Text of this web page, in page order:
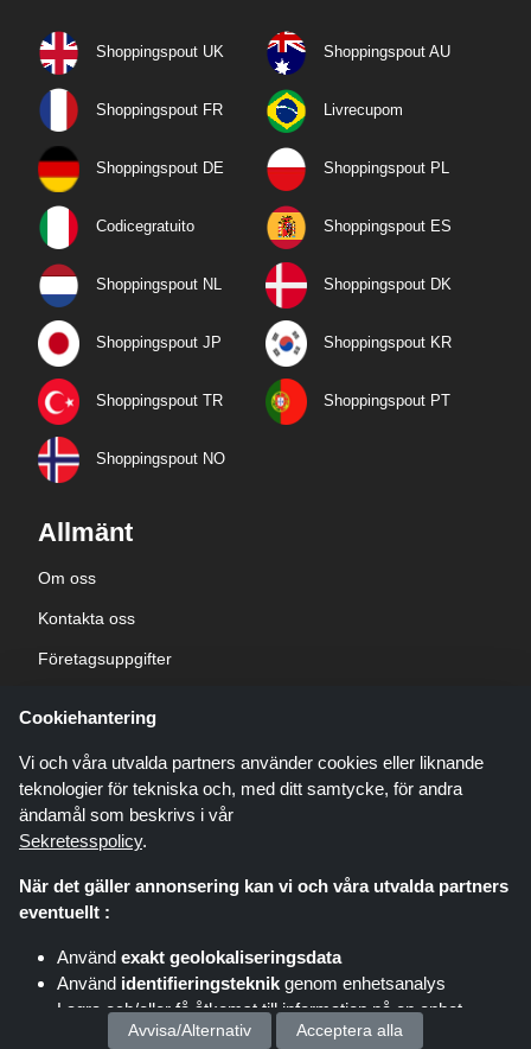
Shoppingspout UK Shoppingspout AU
Shoppingspout FR Livrecupom
Shoppingspout DE Shoppingspout PL
Codicegratuito Shoppingspout ES
Shoppingspout NL Shoppingspout DK
Shoppingspout JP Shoppingspout KR
Shoppingspout TR Shoppingspout PT
Shoppingspout NO
Allmänt
Om oss
Kontakta oss
Företagsuppgifter
Shoppingspout.com/se är en webbplats som presenterar erbjudanden,
personal är inte inblandade när du köper via dessa länkar,
Shoppingspout.com/se tjänar endast provision genom dessa
länkar/erbjudanden.
Cookiehantering
Vi och våra utvalda partners använder cookies eller liknande
teknologier för tekniska och, med ditt samtycke, för andra
ändamål som beskrivs i vår
Sekretesspolicy.
När det gäller annonsering kan vi och våra utvalda partners
eventuellt :
Använd exakt geolokaliseringsdata
Använd identifieringsteknik genom enhetsanalys
Lagra och/eller få åtkomst till information på en enhet
Avvisa/Alternativ Acceptera alla